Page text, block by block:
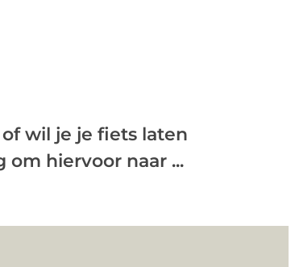
wil je je fiets laten
om hiervoor naar ...